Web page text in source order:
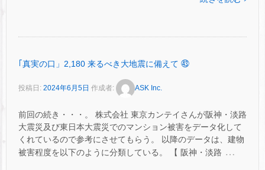
｢真実の口」2,180 来るべき大地震に備えて ㊸
投稿日: 2024年6月5日 作成者: ASK Inc.
前回の続き・・・。 株式会社 東京カンテイさんが阪神・淡路
大震災及び東日本大震災でのマンション被害をデータ化して
くれているので参考にさせてもらう。 以降のデータは、建物
被害程度を以下のように分類している。 【 阪神・淡路 …